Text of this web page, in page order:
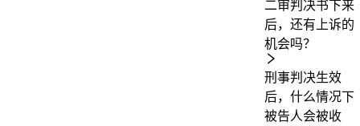
二审判决书下来
后，还有上诉的
机会吗？
刑事判决生效
后，什么情况下
被告人会被收